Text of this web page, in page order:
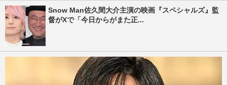
Snow Man佐久間大介主演の映画『スペシャルズ』監
督がXで「今日からがまた正...